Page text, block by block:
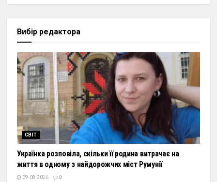
Вибір редактора
СВІТ
Українка розповіла, скільки її родина витрачає на
життя в одному з найдорожчих міст Румунії
09.08.2026 0